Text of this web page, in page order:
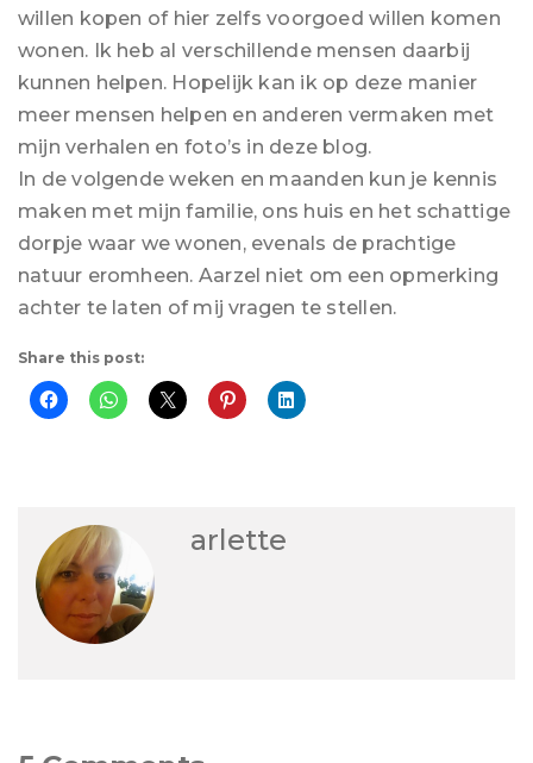
willen kopen of hier zelfs voorgoed willen komen
wonen. Ik heb al verschillende mensen daarbij
kunnen helpen. Hopelijk kan ik op deze manier
meer mensen helpen en anderen vermaken met
mijn verhalen en foto’s in deze blog.
In de volgende weken en maanden kun je kennis
maken met mijn familie, ons huis en het schattige
dorpje waar we wonen, evenals de prachtige
natuur eromheen. Aarzel niet om een ​​opmerking
achter te laten of mij vragen te stellen.
Share this post:
arlette